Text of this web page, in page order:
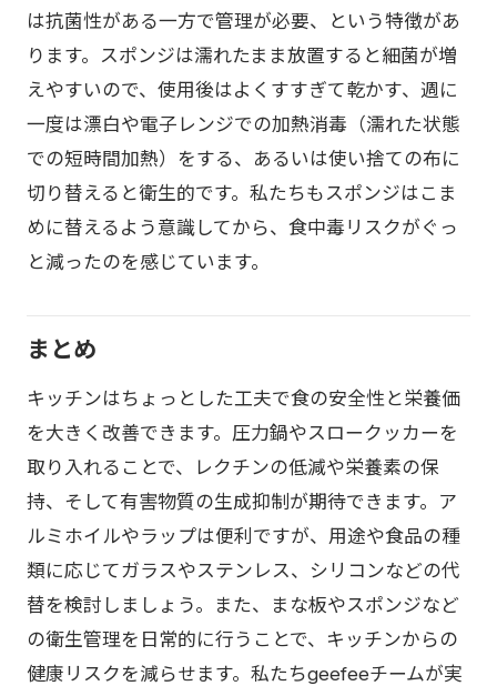
は抗菌性がある一方で管理が必要、という特徴があ
ります。スポンジは濡れたまま放置すると細菌が増
えやすいので、使用後はよくすすぎて乾かす、週に
一度は漂白や電子レンジでの加熱消毒（濡れた状態
での短時間加熱）をする、あるいは使い捨ての布に
切り替えると衛生的です。私たちもスポンジはこま
めに替えるよう意識してから、食中毒リスクがぐっ
と減ったのを感じています。
まとめ
キッチンはちょっとした工夫で食の安全性と栄養価
を大きく改善できます。圧力鍋やスロークッカーを
取り入れることで、レクチンの低減や栄養素の保
持、そして有害物質の生成抑制が期待できます。ア
ルミホイルやラップは便利ですが、用途や食品の種
類に応じてガラスやステンレス、シリコンなどの代
替を検討しましょう。また、まな板やスポンジなど
の衛生管理を日常的に行うことで、キッチンからの
健康リスクを減らせます。私たちgeefeeチームが実